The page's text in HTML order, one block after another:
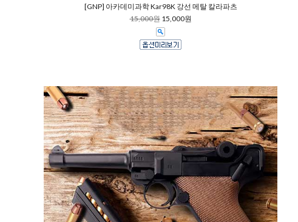
[GNP] 아카데미과학 Kar98K 강선 메탈 칼라파츠
15,000원 15,000원